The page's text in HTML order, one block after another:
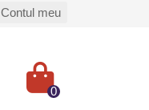
Contul meu
0